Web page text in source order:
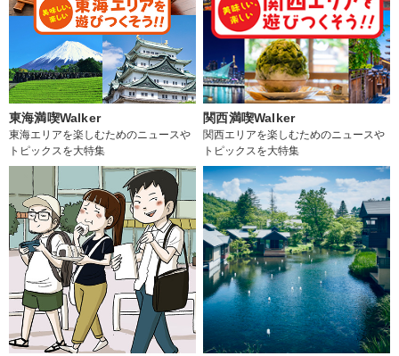
東海満喫Walker
東海エリアを楽しむためのニュースや
トピックスを大特集
関西満喫Walker
関西エリアを楽しむためのニュースや
トピックスを大特集